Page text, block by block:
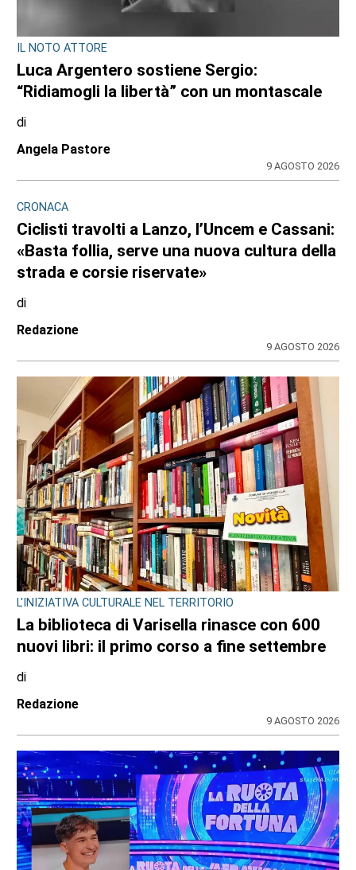
IL NOTO ATTORE
Luca Argentero sostiene Sergio:
“Ridiamogli la libertà” con un montascale
di
Angela Pastore
9 AGOSTO 2026
CRONACA
Ciclisti travolti a Lanzo, l’Uncem e Cassani:
«Basta follia, serve una nuova cultura della
strada e corsie riservate»
di
Redazione
9 AGOSTO 2026
L'INIZIATIVA CULTURALE NEL TERRITORIO
La biblioteca di Varisella rinasce con 600
nuovi libri: il primo corso a fine settembre
di
Redazione
9 AGOSTO 2026